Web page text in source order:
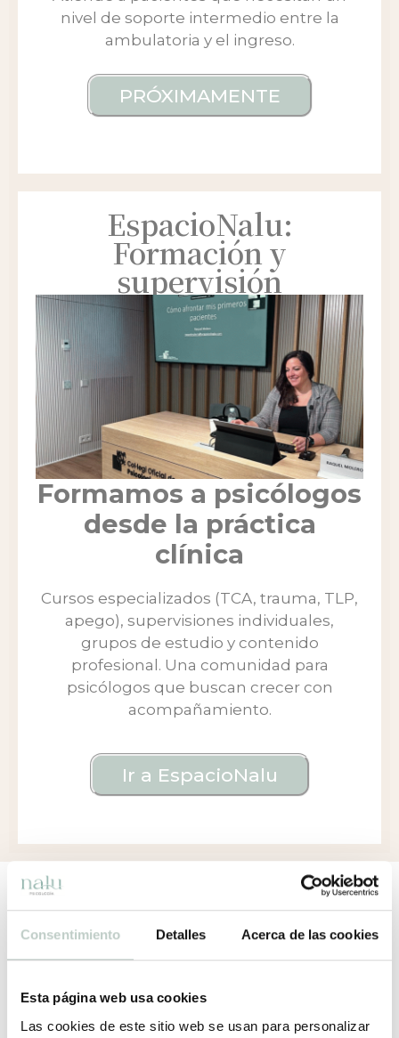
Consentimiento Detalles Acerca de las cookies
Esta página web usa cookies
Las cookies de este sitio web se usan para personalizar
nivel de soporte intermedio entre la
ambulatoria y el ingreso.
PRÓXIMAMENTE
EspacioNalu:
Formación y
supervisión
Formamos a psicólogos
desde la práctica
clínica
Cursos especializados (TCA, trauma, TLP,
apego), supervisiones individuales,
grupos de estudio y contenido
profesional. Una comunidad para
psicólogos que buscan crecer con
acompañamiento.
Ir a EspacioNalu
¿Eres profesional y
quieres derivar un caso?